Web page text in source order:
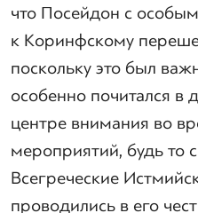
что Посейдон с
к Коринфскому
поскольку это был
особенно почитался
центре внимания во
мероприятий, будь то
Всегреческие
проводились в его